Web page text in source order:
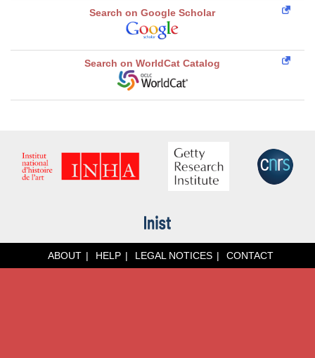
Search on Google Scholar
Search on WorldCat Catalog
ABOUT HELP LEGAL NOTICES CONTACT